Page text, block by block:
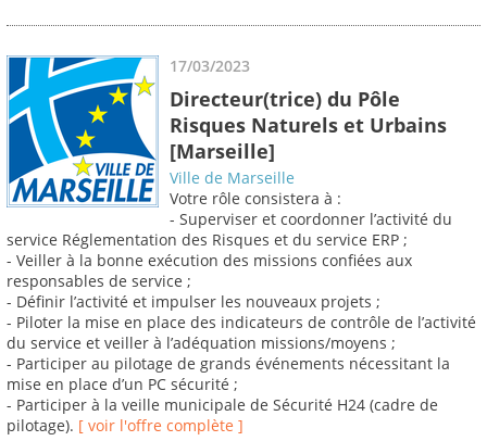
17/03/2023
Directeur(trice) du Pôle
Risques Naturels et Urbains
[Marseille]
Ville de Marseille
Votre rôle consistera à :
- Superviser et coordonner l’activité du
service Réglementation des Risques et du service ERP ;
- Veiller à la bonne exécution des missions confiées aux
responsables de service ;
- Définir l’activité et impulser les nouveaux projets ;
- Piloter la mise en place des indicateurs de contrôle de l’activité
du service et veiller à l’adéquation missions/moyens ;
- Participer au pilotage de grands événements nécessitant la
mise en place d’un PC sécurité ;
- Participer à la veille municipale de Sécurité H24 (cadre de
pilotage). [ voir l'offre complète ]